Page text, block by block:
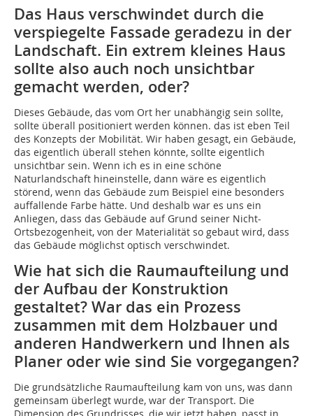
Das Haus verschwindet durch die
verspiegelte Fassade geradezu in der
Landschaft. Ein extrem kleines Haus
sollte also auch noch unsichtbar
gemacht werden, oder?
Dieses Gebäude, das vom Ort her unabhängig sein sollte,
sollte überall positioniert werden können. das ist eben Teil
des Konzepts der Mobilität. Wir haben gesagt, ein Gebäude,
das eigentlich überall stehen könnte, sollte eigentlich
unsichtbar sein. Wenn ich es in eine schöne
Naturlandschaft hineinstelle, dann wäre es eigentlich
störend, wenn das Gebäude zum Beispiel eine besonders
auffallende Farbe hätte. Und deshalb war es uns ein
Anliegen, dass das Gebäude auf Grund seiner Nicht-
Ortsbezogenheit, von der Materialität so gebaut wird, dass
das Gebäude möglichst optisch verschwindet.
Wie hat sich die Raumaufteilung und
der Aufbau der Konstruktion
gestaltet? War das ein Prozess
zusammen mit dem Holzbauer und
anderen Handwerkern und Ihnen als
Planer oder wie sind Sie vorgegangen?
Die grundsätzliche Raumaufteilung kam von uns, was dann
gemeinsam überlegt wurde, war der Transport. Die